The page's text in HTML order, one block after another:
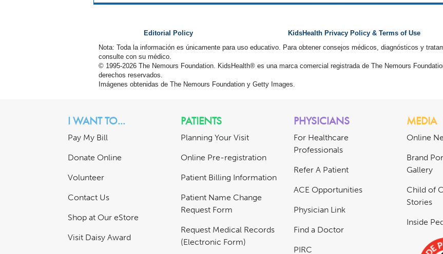
Editorial Policy KidsHealth Privacy Policy & Terms of Use
Nota: Toda la información es únicamente para uso educativo. Para obtener consejos médicos, diagnósticos y
consulte con su médico.
© 1995-2026 The Nemours Foundation. KidsHealth® es una marca comercial registrada de The Nemours
derechos reservados.
Imágenes obtenidas de The Nemours Foundation y Getty Images.
I WANT TO...
Pay My Bill
Donate Online
Volunteer
Contact Us
Shop at Our eStore
Visit Daisy Award
PATIENTS
Planning Your Visit
Online Pre-registration
Patient Billing Information
Patient Name Change
Request Form
Request Medical Records
(Electronic Form)
PHYSICIANS
For Healthcare
Professionals
Refer A Patient
ACE Opportunities
Physician Link
Find a Doctor
PIRC
MEDIA
Online
Brand
Gallery
Child of
Stories
Inside